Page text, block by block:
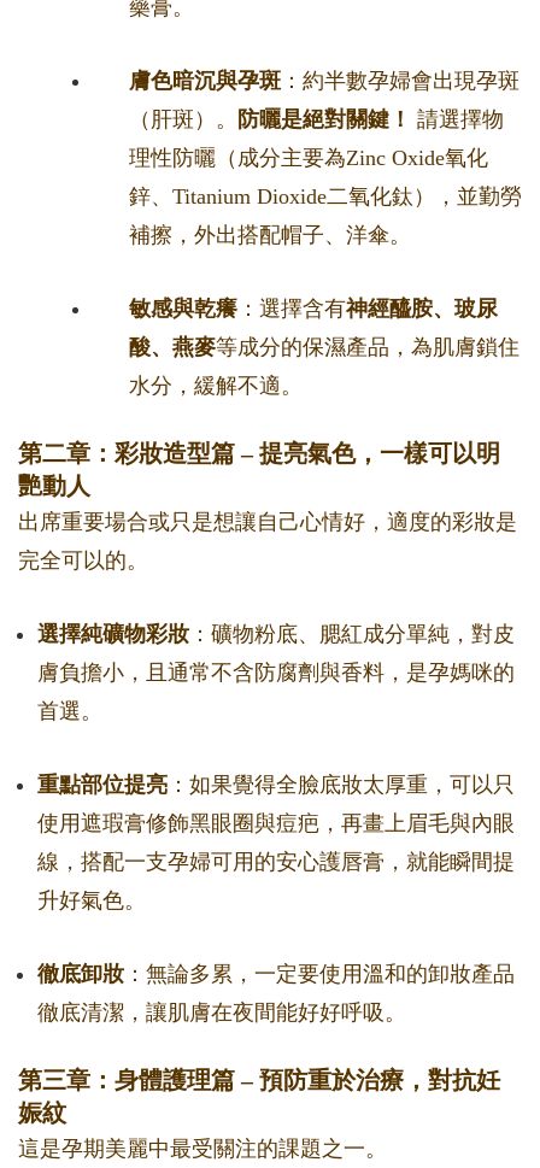
藥膏。
膚色暗沉與孕斑 ：約半數孕婦會出現孕斑
（肝斑）。
防曬是絕對關鍵！ 請選擇物
理性防曬（成分主要為Zinc Oxide氧化
鋅、Titanium Dioxide二氧化鈦），並勤勞
補擦，外出搭配帽子、洋傘。
敏感與乾癢 ：選擇含有神經醯胺、玻尿
酸、燕麥等成分的保濕產品，為肌膚鎖住
水分，緩解不適。
第二章：彩妝造型篇 – 提亮氣色，一樣可以明
艷動人
出席重要場合或只是想讓自己心情好，適度的彩妝是
完全可以的。
選擇純礦物彩妝 ：礦物粉底、腮紅成分單純，對皮
膚負擔小，且通常不含防腐劑與香料，是孕媽咪的
首選。
重點部位提亮 ：如果覺得全臉底妝太厚重，可以只
使用遮瑕膏修飾黑眼圈與痘疤，再畫上眉毛與內眼
線，搭配一支孕婦可用的安心護唇膏，就能瞬間提
升好氣色。
徹底卸妝 ：無論多累，一定要使用溫和的卸妝產品
徹底清潔，讓肌膚在夜間能好好呼吸。
第三章：身體護理篇 – 預防重於治療，對抗妊
娠紋
這是孕期美麗中最受關注的課題之一。